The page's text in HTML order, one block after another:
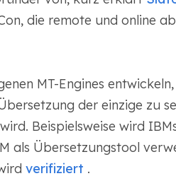
die remote und online
MT-Engines
der einzige zu
Beispielsweise wird
als Übersetzungstool
verifiziert .